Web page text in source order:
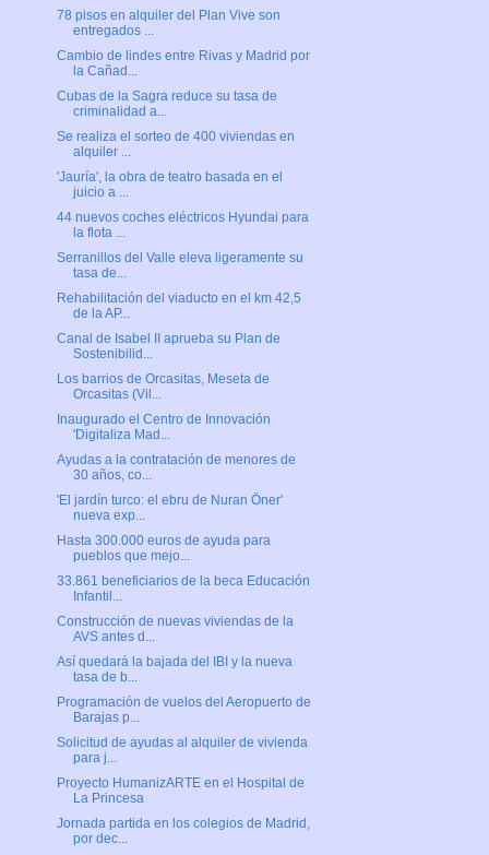
78 pisos en alquiler del Plan Vive son
entregados ...
Cambio de lindes entre Rivas y Madrid por
la Cañad...
Cubas de la Sagra reduce su tasa de
criminalidad a...
Se realiza el sorteo de 400 viviendas en
alquiler ...
'Jauría', la obra de teatro basada en el
juicio a ...
44 nuevos coches eléctricos Hyundai para
la flota ...
Serranillos del Valle eleva ligeramente su
tasa de...
Rehabilitación del viaducto en el km 42,5
de la AP...
Canal de Isabel II aprueba su Plan de
Sostenibilid...
Los barrios de Orcasitas, Meseta de
Orcasitas (Vil...
Inaugurado el Centro de Innovación
'Digitaliza Mad...
Ayudas a la contratación de menores de
30 años, co...
'El jardín turco: el ebru de Nuran Öner'
nueva exp...
Hasta 300.000 euros de ayuda para
pueblos que mejo...
33.861 beneficiarios de la beca Educación
Infantil...
Construcción de nuevas viviendas de la
AVS antes d...
Así quedará la bajada del IBI y la nueva
tasa de b...
Programación de vuelos del Aeropuerto de
Barajas p...
Solicitud de ayudas al alquiler de vivienda
para j...
Proyecto HumanizARTE en el Hospital de
La Princesa
Jornada partida en los colegios de Madrid,
por dec...